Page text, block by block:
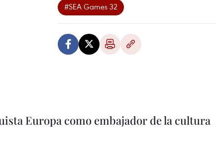
#SEA Games 32
Europa como embajador de la cultura